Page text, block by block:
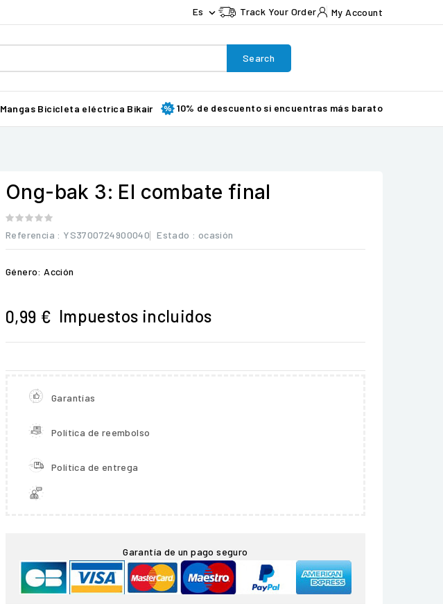
Es  Track Your Order My Account
Search
Mangas Bicicleta eléctrica Bikair 10% de descuento si encuentras más barato
Ong-bak 3: El combate final
Referencia : YS3700724900040 Estado : ocasión
Género: Acción
0,99 € Impuestos incluidos
Garantías
Política de reembolso
Política de entrega
Garantía de un pago seguro